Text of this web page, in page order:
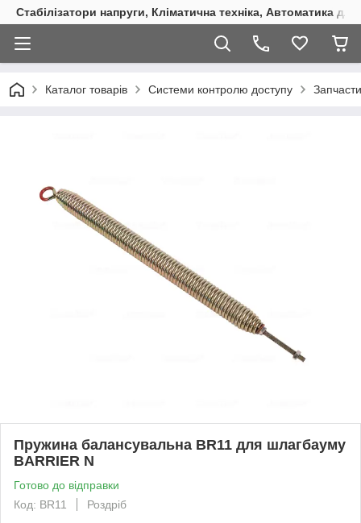
Стабілізатори напруги, Кліматична техніка, Автоматика
Каталог товарів Системи контролю доступу
Пружина балансувальна BR11 для шлагбауму
BARRIER N
Готово до відправки
Код: BR11
Роздріб